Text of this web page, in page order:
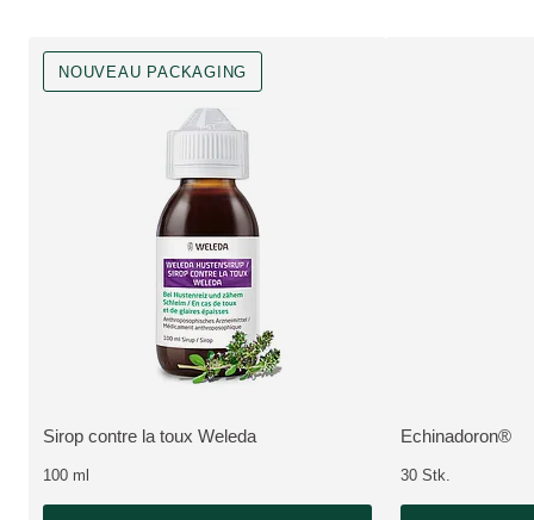
NOUVEAU PACKAGING
PLUS:
Sirop contre la toux Weleda
100 ml
PLUS:
Echinadoron®
30 Stk.